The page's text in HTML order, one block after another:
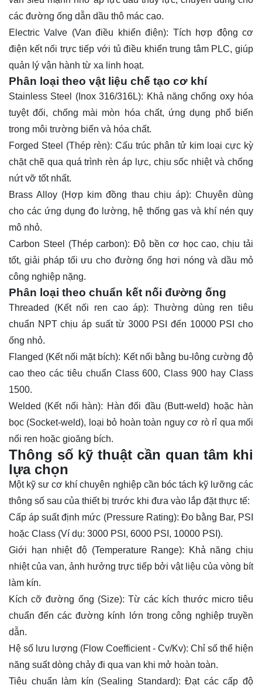
các đường ống dẫn dầu thô mác cao.
Electric Valve (Van điều khiển điện): Tích hợp động cơ
điện kết nối trực tiếp với tủ điều khiển trung tâm PLC, giúp
quản lý vận hành từ xa linh hoạt.
Phân loại theo vật liệu chế tạo cơ khí
Stainless Steel (Inox 316/316L): Khả năng chống oxy hóa
tuyệt đối, chống mài mòn hóa chất, ứng dụng phổ biến
trong môi trường biển và hóa chất.
Forged Steel (Thép rèn): Cấu trúc phân tử kim loại cực kỳ
chặt chẽ qua quá trình rèn áp lực, chịu sốc nhiệt và chống
nứt vỡ tốt nhất.
Brass Alloy (Hợp kim đồng thau chịu áp): Chuyên dùng
cho các ứng dụng đo lường, hệ thống gas và khí nén quy
mô nhỏ.
Carbon Steel (Thép carbon): Độ bền cơ học cao, chịu tải
tốt, giải pháp tối ưu cho đường ống hơi nóng và dầu mỏ
công nghiệp nặng.
Phân loại theo chuẩn kết nối đường ống
Threaded (Kết nối ren cao áp): Thường dùng ren tiêu
chuẩn NPT chịu áp suất từ 3000 PSI đến 10000 PSI cho
ống nhỏ.
Flanged (Kết nối mặt bích): Kết nối bằng bu-lông cường độ
cao theo các tiêu chuẩn Class 600, Class 900 hay Class
1500.
Welded (Kết nối hàn): Hàn đối đầu (Butt-weld) hoặc hàn
bọc (Socket-weld), loại bỏ hoàn toàn nguy cơ rò rỉ qua mối
nối ren hoặc gioăng bích.
Thông số kỹ thuật cần quan tâm khi
lựa chọn
Một kỹ sư cơ khí chuyên nghiệp cần bóc tách kỹ lưỡng các
thông số sau của thiết bị trước khi đưa vào lắp đặt thực tế:
Cấp áp suất định mức (Pressure Rating): Đo bằng Bar, PSI
hoặc Class (Ví dụ: 3000 PSI, 6000 PSI, 10000 PSI).
Giới hạn nhiệt độ (Temperature Range): Khả năng chịu
nhiệt của van, ảnh hưởng trực tiếp bởi vật liệu của vòng bít
làm kín.
Kích cỡ đường ống (Size): Từ các kích thước micro tiêu
chuẩn đến các đường kính lớn trong công nghiệp truyền
dẫn.
Hệ số lưu lượng (Flow Coefficient - Cv/Kv): Chỉ số thể hiện
năng suất dòng chảy đi qua van khi mở hoàn toàn.
Tiêu chuẩn làm kín (Sealing Standard): Đạt các cấp độ